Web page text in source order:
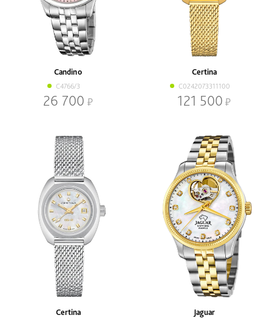
Candino
C4766/3
26 700
Certina
C0242073311100
121 500
Certina Jaguar